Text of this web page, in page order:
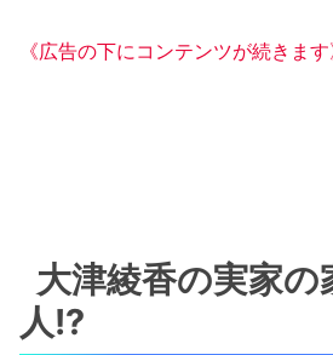
《広告の下にコンテンツが続きます
大津綾香の実家
人!?